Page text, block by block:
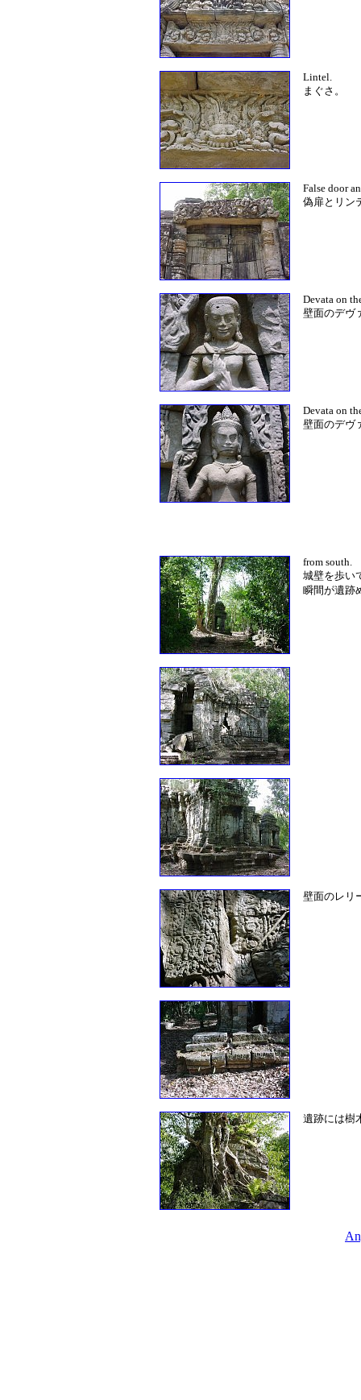
Lintel.
まぐさ。
False door
偽扉とリン
Devata on
壁面のデヴ
Devata on
壁面のデヴ
from south.
城壁を歩い
瞬間が遺跡
壁面のレリ
遺跡には樹